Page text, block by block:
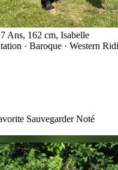
Ans, 162 cm, Isabelle
· Baroque · Western
Sauvegarder Noté